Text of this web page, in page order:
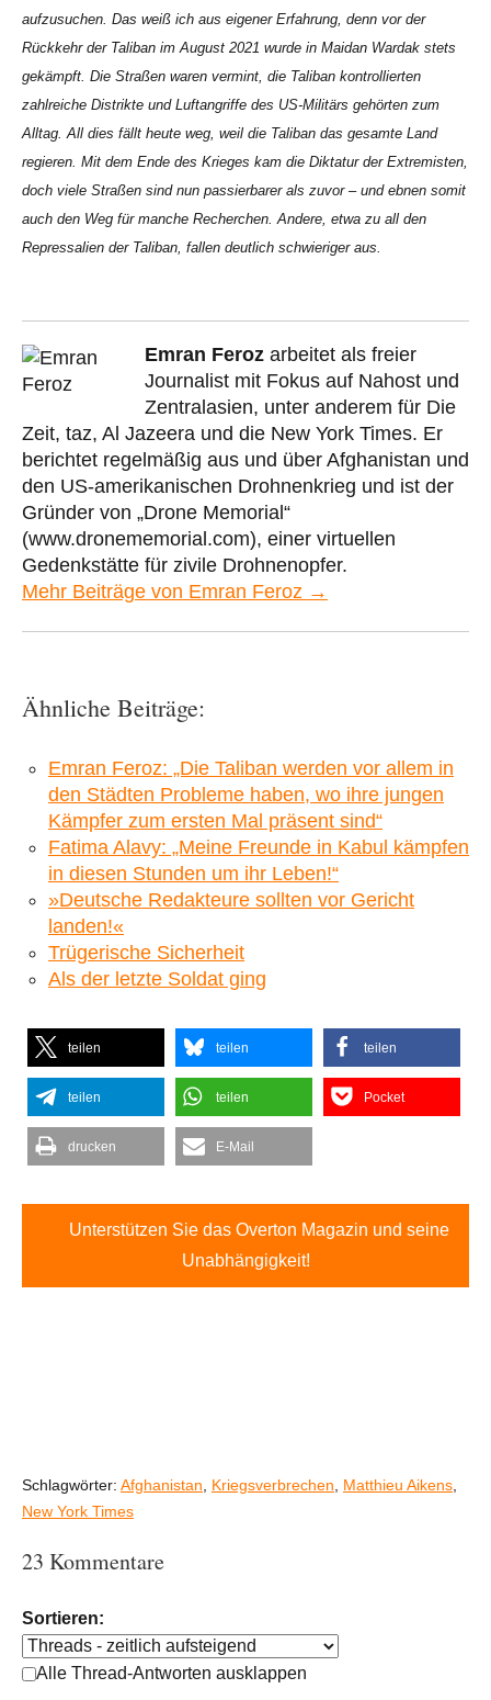
aufzusuchen. Das weiß ich aus eigener Erfahrung, denn vor der
Rückkehr der Taliban im August 2021 wurde in Maidan Wardak stets
gekämpft. Die Straßen waren vermint, die Taliban kontrollierten
zahlreiche Distrikte und Luftangriffe des US-Militärs gehörten zum
Alltag. All dies fällt heute weg, weil die Taliban das gesamte Land
regieren. Mit dem Ende des Krieges kam die Diktatur der Extremisten,
doch viele Straßen sind nun passierbarer als zuvor – und ebnen somit
auch den Weg für manche Recherchen. Andere, etwa zu all den
Repressalien der Taliban, fallen deutlich schwieriger aus.
Emran Feroz arbeitet als freier
Journalist mit Fokus auf Nahost und
Zentralasien, unter anderem für Die
Zeit, taz, Al Jazeera und die New York Times. Er
berichtet regelmäßig aus und über Afghanistan und
den US-amerikanischen Drohnenkrieg und ist der
Gründer von „Drone Memorial“
(www.dronememorial.com), einer virtuellen
Gedenkstätte für zivile Drohnenopfer.
Mehr Beiträge von Emran Feroz →
Ähnliche Beiträge:
Emran Feroz: „Die Taliban werden vor allem in
den Städten Probleme haben, wo ihre jungen
Kämpfer zum ersten Mal präsent sind“
Fatima Alavy: „Meine Freunde in Kabul kämpfen
in diesen Stunden um ihr Leben!“
»Deutsche Redakteure sollten vor Gericht
landen!«
Trügerische Sicherheit
Als der letzte Soldat ging
teilen teilen teilen
teilen teilen Pocket
drucken E-Mail
Unterstützen Sie das Overton Magazin und seine
Unabhängigkeit!
Schlagwörter: Afghanistan, Kriegsverbrechen, Matthieu Aikens,
New York Times
23 Kommentare
Sortieren:
Alle Thread-Antworten ausklappen